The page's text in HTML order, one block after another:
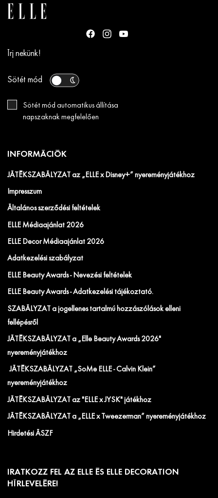
Írj nekünk!
Sötét mód
Sötét mód automatikus állítása
napszaknak megfelelően
INFORMÁCIÓK
JÁTÉKSZABÁLYZAT az „ELLE x Disney+” nyereményjátékhoz
Impresszum
Általános szerződési feltételek
ELLE Médiaajánlat 2026
ELLE Decor Médiaajánlat 2026
Adatkezelési szabályzat
ELLE Beauty Awards - Nevezési feltételek
ELLE Beauty Awards - Adatkezelési tájékoztató.
SZABÁLYZAT a jogellenes tartalmú hozzászólások elleni
fellépésről
JÁTÉKSZABÁLYZAT a „Elle Beauty Awards 2026"
nyereményjátékhoz
JÁTÉKSZABÁLYZAT „SoMe ELLE - Calvin Klein”
nyereményjátékhoz
JÁTÉKSZABÁLYZAT az "ELLE x JYSK" játékhoz
JÁTÉKSZABÁLYZAT a „ELLE x Tweezerman” nyereményjátékhoz
Hirdetési ÁSZF
IRATKOZZ FEL AZ ELLE ÉS ELLE DECORATION
HÍRLEVELÉRE!